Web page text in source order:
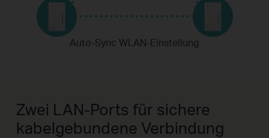
Auto-Sync WLAN-Einstellung
Zwei LAN-Ports für sichere
kabelgebundene Verbindung